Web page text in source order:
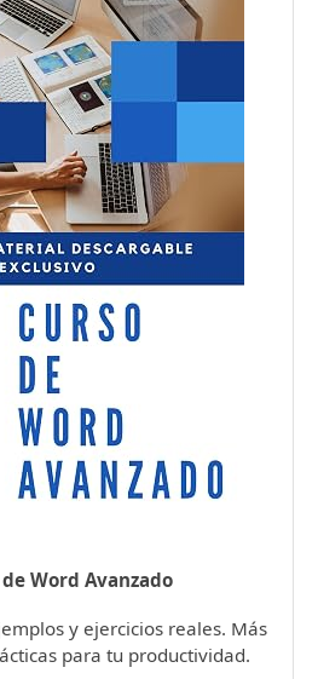
de Word Avanzado
y ejercicios reales. Más
para tu productividad.